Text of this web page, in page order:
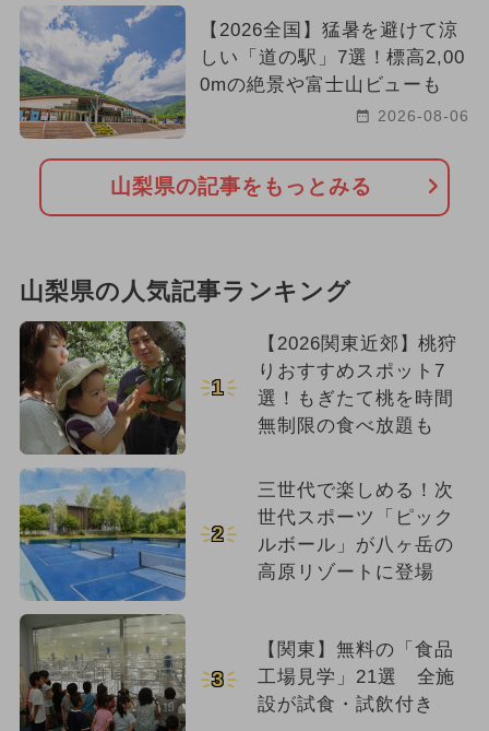
【2026全国】猛暑を避けて涼
しい「道の駅」7選！標高2,00
0mの絶景や富士山ビューも
2026-08-06
山梨県の記事をもっとみる
山梨県の人気記事ランキング
1
【2026関東近郊】桃狩
りおすすめスポット7
選！もぎたて桃を時間
無制限の食べ放題も
2
三世代で楽しめる！次
世代スポーツ「ピック
ルボール」が八ヶ岳の
高原リゾートに登場
3
【関東】無料の「食品
工場見学」21選 全施
設が試食・試飲付き